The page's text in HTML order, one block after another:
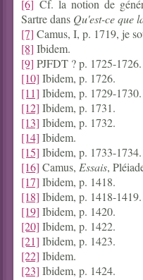
[6] Cf. la notion de
Sartre dans Qu'est-ce que
[7] Camus, I, p. 1719, je
[8] Ibidem.
[9] PJFDT ? p. 1725-1726.
[10] Ibidem, p. 1726.
[11] Ibidem, p. 1729-1730.
[12] Ibidem, p. 1731.
[13] Ibidem, p. 1732.
[14] Ibidem.
[15] Ibidem, p. 1733-1734.
[16] Camus, Essais,
[17] Ibidem, p. 1418.
[18] Ibidem, p. 1418-1419.
[19] Ibidem, p. 1420.
[20] Ibidem, p. 1422.
[21] Ibidem, p. 1423.
[22] Ibidem.
[23] Ibidem, p. 1424.